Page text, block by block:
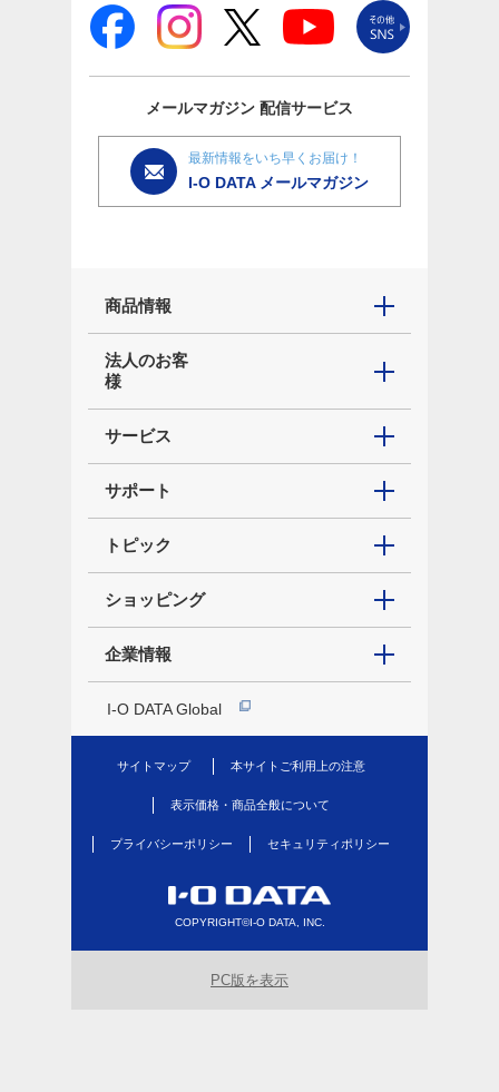
メールマガジン 配信サービス
最新情報をいち早くお届け！
I-O DATA メールマガジン
商品情報
法人のお客
様
サービス
サポート
トピック
ショッピング
企業情報
I-O DATA Global
サイトマップ 本サイトご利用上の注意
表示価格・商品全般について
プライバシーポリシー セキュリティポリシー
COPYRIGHT©I-O DATA, INC.
PC版を表示